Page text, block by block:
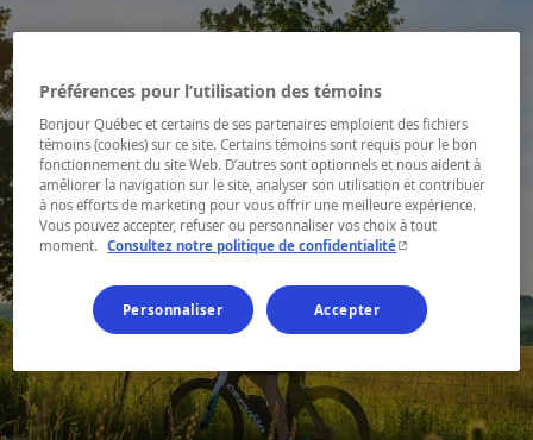
Préférences pour l’utilisation des témoins
Bonjour Québec et certains de ses partenaires emploient des fichiers
témoins (cookies) sur ce site. Certains témoins sont requis pour le bon
fonctionnement du site Web. D’autres sont optionnels et nous aident à
améliorer la navigation sur le site, analyser son utilisation et contribuer
à nos efforts de marketing pour vous offrir une meilleure expérience.
Vous pouvez accepter, refuser ou personnaliser vos choix à tout
moment. Consultez notre politique de confidentialité- Cet hyperlien
Personnaliser Accepter